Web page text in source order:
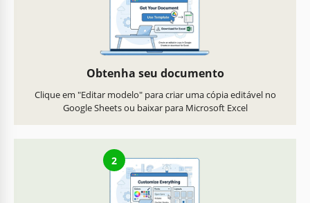
Obtenha seu documento
Clique em "Editar modelo" para criar uma cópia editável no
Google Sheets ou baixar para Microsoft Excel
2